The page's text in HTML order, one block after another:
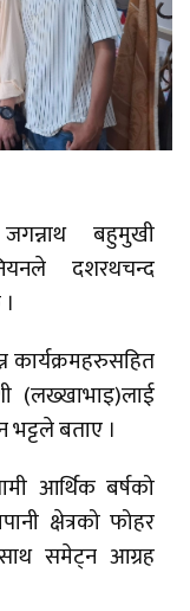
बहुमुखी
दशरथचन्द
कार्यक्रमहरुसहित
(लख्खाभाइ)लाई
भट्टले बताए ।
आर्थिक बर्षको
क्षेत्रको फोहर
समेट्न आग्रह